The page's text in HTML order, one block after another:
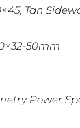
Tan
50mm
Power